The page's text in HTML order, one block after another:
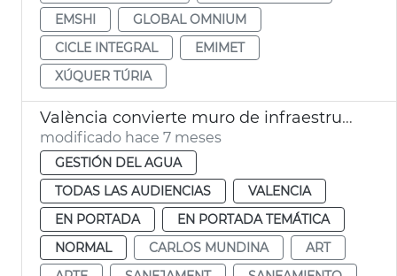
EMSHI
GLOBAL OMNIUM
CICLE INTEGRAL
EMIMET
XÚQUER TÚRIA
València convierte muro de infraestructuras saneamiento en arte urbano
modificado hace 7 meses
GESTIÓN DEL AGUA
TODAS LAS AUDIENCIAS
VALENCIA
EN PORTADA
EN PORTADA TEMÁTICA
NORMAL
CARLOS MUNDINA
ART